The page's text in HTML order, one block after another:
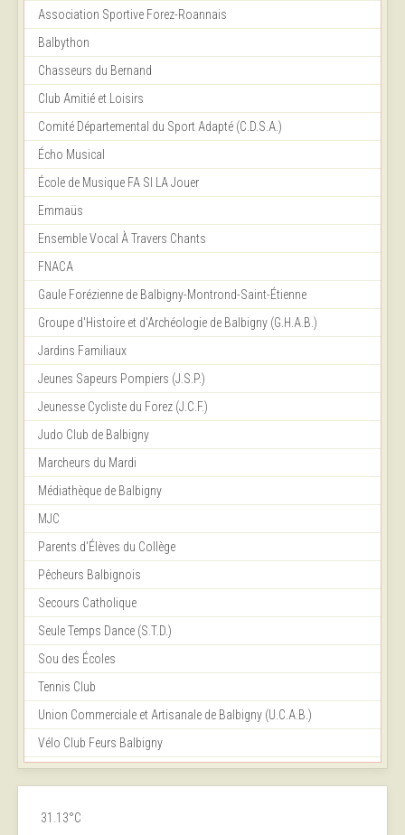
Association Sportive Forez-Roannais
Balbython
Chasseurs du Bernand
Club Amitié et Loisirs
Comité Départemental du Sport Adapté (C.D.S.A.)
Écho Musical
École de Musique FA SI LA Jouer
Emmaüs
Ensemble Vocal À Travers Chants
FNACA
Gaule Forézienne de Balbigny-Montrond-Saint-Étienne
Groupe d'Histoire et d'Archéologie de Balbigny (G.H.A.B.)
Jardins Familiaux
Jeunes Sapeurs Pompiers (J.S.P.)
Jeunesse Cycliste du Forez (J.C.F.)
Judo Club de Balbigny
Marcheurs du Mardi
Médiathèque de Balbigny
MJC
Parents d'Élèves du Collège
Pêcheurs Balbignois
Secours Catholique
Seule Temps Dance (S.T.D.)
Sou des Écoles
Tennis Club
Union Commerciale et Artisanale de Balbigny (U.C.A.B.)
Vélo Club Feurs Balbigny
31.13°C